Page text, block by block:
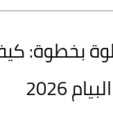
بخطوة:
2026